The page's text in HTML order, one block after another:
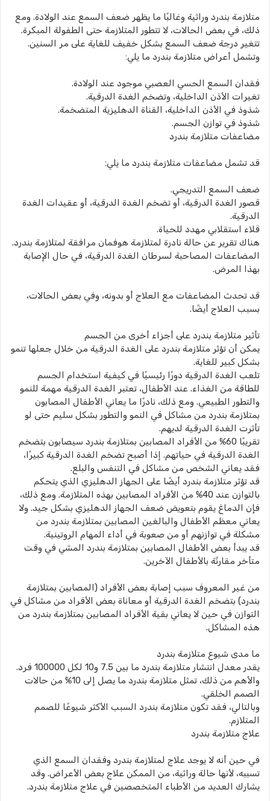
متلازمة بندرد وراثية وغالبًا ما يظهر ضعف السمع عند الولادة. ومع
ذلك، في بعض الحالات، لا تتطور المتلازمة حتى الطفولة المبكرة.
تتغير درجة ضعف السمع بشكل خفيف للغاية على مر السنين.
وتشمل أعراض متلازمة بندرد ما يلي:
فقدان السمع الحسي العصبي موجود عند الولادة.
تغيرات الأذن الداخلية، وتضخم الغدة الدرقية.
شذوذ في الأذن الداخلية، القناة الدهليزية المتضخمة.
شذوذ في توازن الجسم.
مضاعفات متلازمة بندرد
قد تشمل مضاعفات متلازمة بندرد ما يلي:
ضعف السمع التدريجي.
قصور الغدة الدرقية، أو تضخم الغدة الدرقية، أو عقيدات الغدة
الدرقية.
قلاء استقلابي مهدد للحياة.
هناك تقرير عن حالة نادرة لمتلازمة هوفمان مرافقة لمتلازمة بندرد.
المضاعفات المصاحبة لسرطان الغدة الدرقية، في حال الإصابة
بهذا المرض.
قد تحدث المضاعفات مع العلاج أو بدونه، وفي بعض الحالات،
بسبب العلاج أيضًا.
تأثير متلازمة بندرد على أجزاء أخرى من الجسم
يمكن أن تؤثر متلازمة بندرد على الغدة الدرقية من خلال جعلها تنمو
بشكل كبير للغاية.
تلعب الغدة الدرقية دورًا رئيسيًا في كيفية استخدام الجسم
للطاقة من الغذاء. عند الأطفال، تعتبر الغدة الدرقية مهمة للنمو
والتطور الطبيعي. ومع ذلك، نادرًا ما يعاني الأطفال المصابون
بمتلازمة بندرد من مشاكل في النمو والتطور بشكل سليم حتى لو
تأثرت الغدة الدرقية لديهم.
تقريبًا 60% من الأفراد المصابين بمتلازمة بندرد سيصابون بتضخم
الغدة الدرقية في حياتهم. إذا أصبح تضخم الغدة الدرقية كبيرًا،
فقد يعاني الشخص من مشاكل في التنفس والبلع.
قد تؤثر متلازمة بندرد أيضًا على الجهاز الدهليزي الذي يتحكم
بالتوازن عند 40% من الأفراد المصابين بهذه المتلازمة. ومع ذلك،
فإن الدماغ يقوم بتعويض ضعف الجهاز الدهليزي بشكل جيد. ولا
يعاني معظم الأطفال والبالغين المصابين بمتلازمة بندرد من
مشكلة في توازنهم أو من صعوبة في أداء المهام الروتينية.
قد يبدأ بعض الأطفال المصابين بمتلازمة بندرد المشي في وقت
متأخر مقارنًة بالأطفال الآخرين.
من غير المعروف سبب إصابة بعض الأفراد (المصابين بمتلازمة
بندرد) بتضخم الغدة الدرقية أو معاناة بعض الأفراد من مشاكل في
التوازن في حين لا يعاني بقية الأفراد المصابين بمتلازمة بندرد من
هذه المشاكل.
ما مدى شيوع متلازمة بندرد
يقدر معدل انتشار متلازمة بندرد ما بين 7.5 و10 لكل 100000 فرد.
والأهم من ذلك، تمثل متلازمة بندرد ما يصل إلى 10% من حالات
الصمم الخلقي.
وبالتالي، فقد تكون متلازمة بندرد السبب الأكثر شيوعًا للصمم
المتلازم.
علاج متلازمة بندرد
في حين أنه لا يوجد علاج لمتلازمة بندرد وفقدان السمع الذي
تسببه، لأنها حالة وراثية، من الممكن علاج بعض الأعراض. وقد
يشارك العديد من الأطباء المتخصصين في علاج متلازمة بندرد.